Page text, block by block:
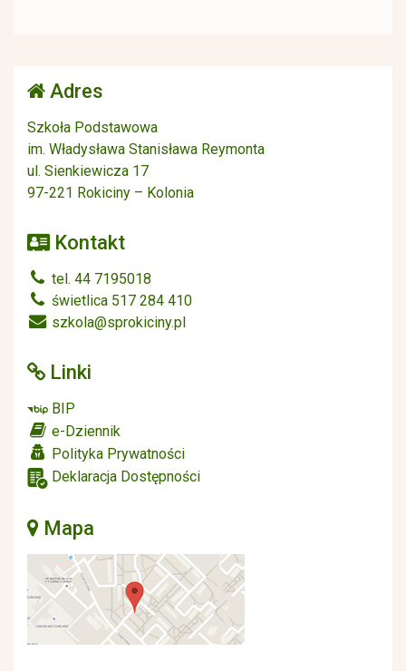
Adres
Szkoła Podstawowa
im. Władysława Stanisława Reymonta
ul. Sienkiewicza 17
97-221 Rokiciny – Kolonia
Kontakt
tel. 44 7195018
świetlica 517 284 410
szkola@sprokiciny.pl
Linki
BIP
e-Dziennik
Polityka Prywatności
Deklaracja Dostępności
Mapa